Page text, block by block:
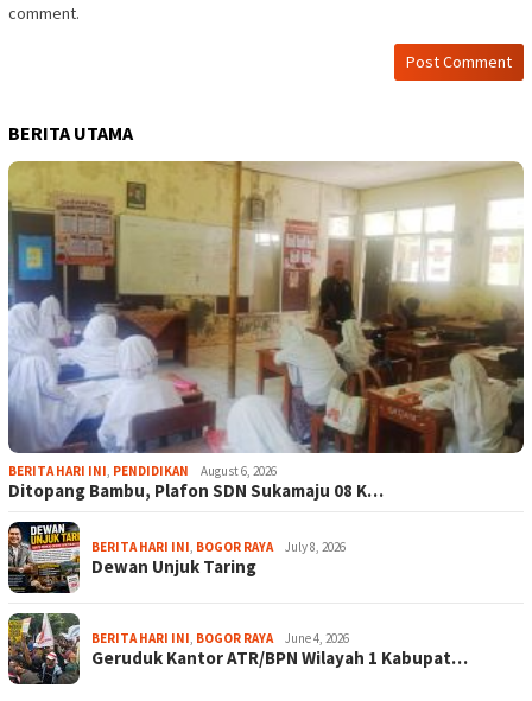
comment.
BERITA UTAMA
BERITA HARI INI PENDIDIKAN August 6, 2026
Ditopang Bambu, Plafon SDN Sukamaju 08 K…
BERITA HARI INI BOGOR RAYA July 8, 2026
Dewan Unjuk Taring
BERITA HARI INI BOGOR RAYA June 4, 2026
Geruduk Kantor ATR/BPN Wilayah 1 Kabupat…